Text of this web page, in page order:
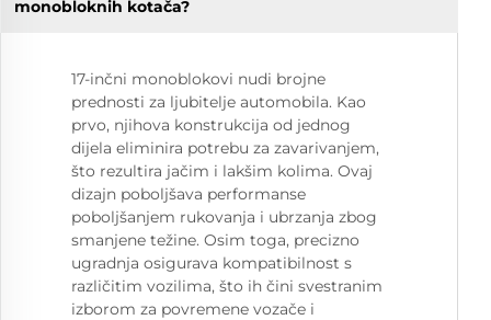
monobloknih kotača?
17-inčni monoblokovi nudi brojne
prednosti za ljubitelje automobila. Kao
prvo, njihova konstrukcija od jednog
dijela eliminira potrebu za zavarivanjem,
što rezultira jačim i lakšim kolima. Ovaj
dizajn poboljšava performanse
poboljšanjem rukovanja i ubrzanja zbog
smanjene težine. Osim toga, precizno
ugradnja osigurava kompatibilnost s
različitim vozilima, što ih čini svestranim
izborom za povremene vozače i